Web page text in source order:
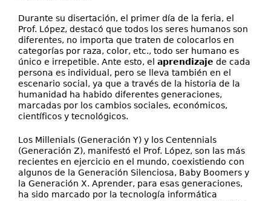
Durante su disertación, el primer día de la feria, el
Prof. López, destacó que todos los seres humanos son
diferentes, no importa que traten de colocarlos en
categorías por raza, color, etc., todo ser humano es
único e irrepetible. Ante esto, el aprendizaje de cada
persona es individual, pero se lleva también en el
escenario social, ya que a través de la historia de la
humanidad ha habido diferentes generaciones,
marcadas por los cambios sociales, económicos,
científicos y tecnológicos.
Los Millenials (Generación Y) y los Centennials
(Generación Z), manifestó el Prof. López, son las más
recientes en ejercicio en el mundo, coexistiendo con
algunos de la Generación Silenciosa, Baby Boomers y
la Generación X. Aprender, para esas generaciones,
ha sido marcado por la tecnología informática